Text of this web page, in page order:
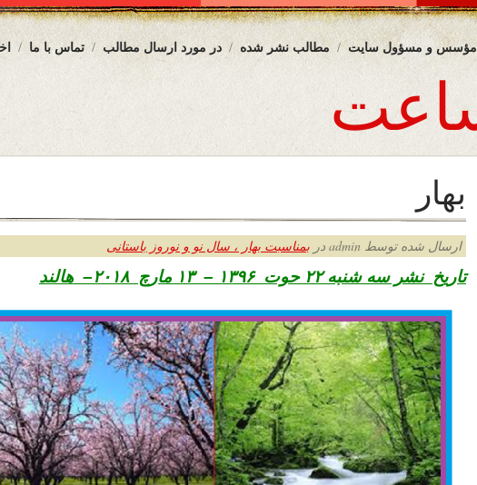
تماس با ما در مورد ارسال مطالب مطالب نشر شده مؤسس و مسؤول سایت
بهار
ارسال شده توسط admin در بمناسبت بهار ، سال نو و نوروز باستانی
تاریخ نشر سه شنبه ۲۲ حوت ۱۳۹۶ – ۱۳ مارچ ۲۰۱۸– هالند